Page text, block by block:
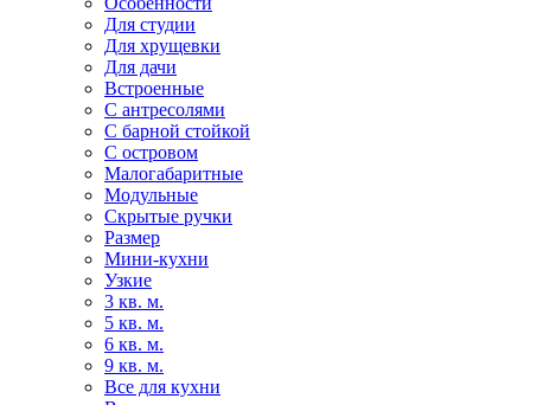
Для студии
Для хрущевки
Для дачи
Встроенные
С антресолями
С барной стойкой
С островом
Малогабаритные
Модульные
Скрытые ручки
Размер
Мини-кухни
Узкие
3 кв. м.
5 кв. м.
6 кв. м.
9 кв. м.
Все для кухни